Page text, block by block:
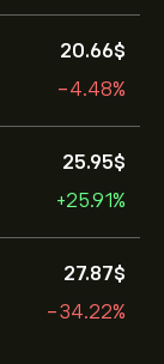
20.66‎$‎
-4.48%
25.95‎$‎
+25.91%
27.87‎$‎
-34.22%